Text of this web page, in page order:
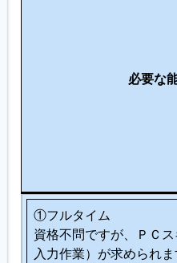
必要な
①フルタイム
資格不問ですが、ＰＣ
入力作業）が求められま